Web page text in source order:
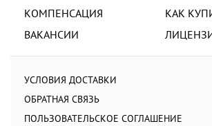
КОМПЕНСАЦИЯ
КАК
ВАКАНСИИ
УСЛОВИЯ ДОСТАВКИ
ОБРАТНАЯ СВЯЗЬ
ПОЛЬЗОВАТЕЛЬСКОЕ СОГЛАШЕНИЕ